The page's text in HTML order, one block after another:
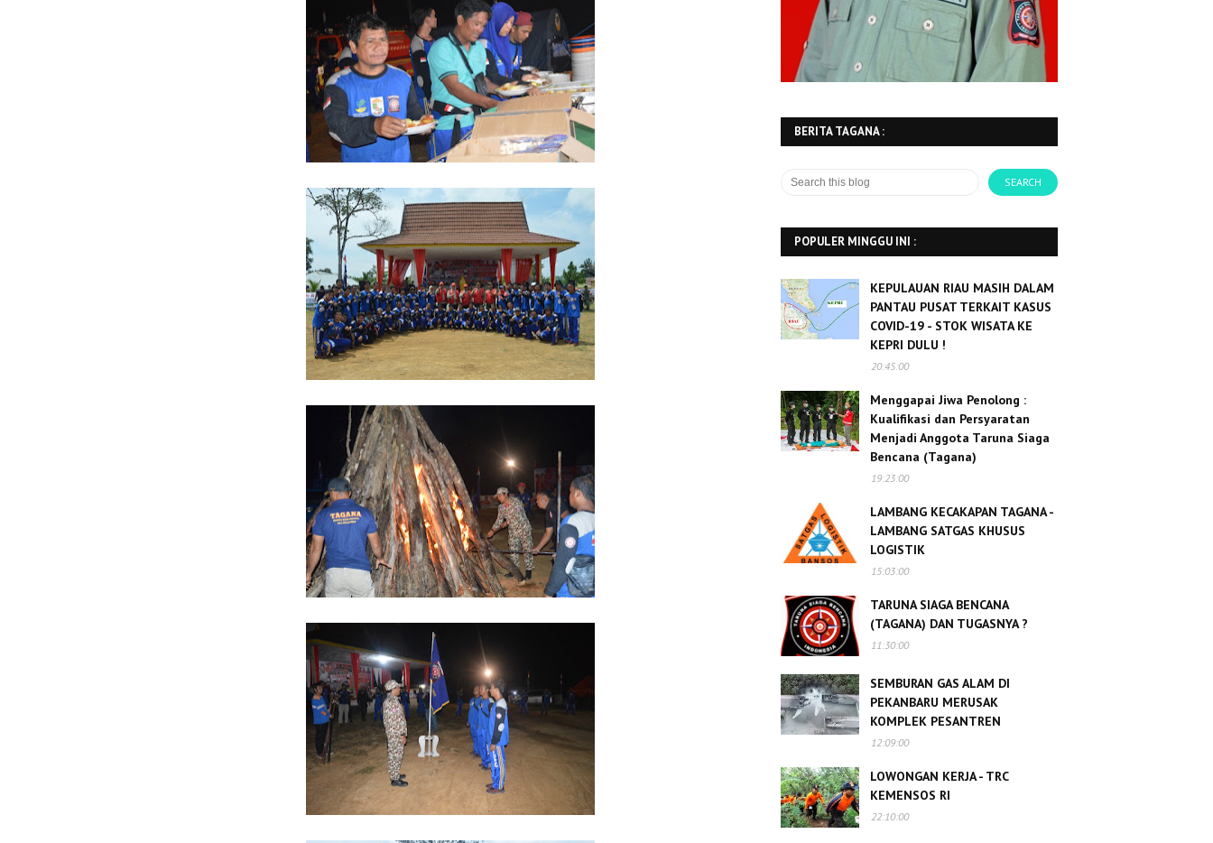
BERITA TAGANA :
POPULER MINGGU INI :
KEPULAUAN RIAU MASIH DALAM
PANTAU PUSAT TERKAIT KASUS
COVID-19 - STOK WISATA KE
KEPRI DULU !
20:45:00
Menggapai Jiwa Penolong :
Kualifikasi dan Persyaratan
Menjadi Anggota Taruna Siaga
Bencana (Tagana)
19:23:00
LAMBANG KECAKAPAN TAGANA -
LAMBANG SATGAS KHUSUS
LOGISTIK
15:03:00
TARUNA SIAGA BENCANA
(TAGANA) DAN TUGASNYA ?
11:30:00
SEMBURAN GAS ALAM DI
PEKANBARU MERUSAK
KOMPLEK PESANTREN
12:09:00
LOWONGAN KERJA - TRC
KEMENSOS RI
22:10:00